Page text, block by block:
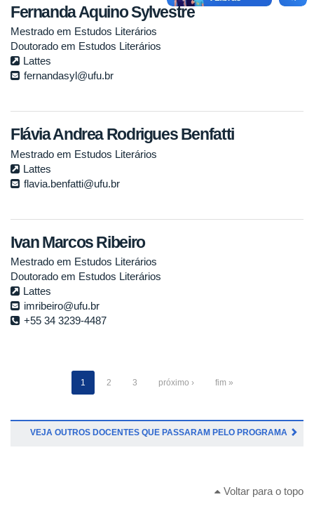
Fernanda Aquino Sylvestre
Mestrado em Estudos Literários
Doutorado em Estudos Literários
Lattes
fernandasyl@ufu.br
Flávia Andrea Rodrigues Benfatti
Mestrado em Estudos Literários
Lattes
flavia.benfatti@ufu.br
Ivan Marcos Ribeiro
Mestrado em Estudos Literários
Doutorado em Estudos Literários
Lattes
imribeiro@ufu.br
+55 34 3239-4487
1 2 3 próximo › fim »
VEJA OUTROS DOCENTES QUE PASSARAM PELO PROGRAMA
Voltar para o topo